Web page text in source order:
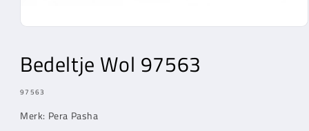
in
modaal
Bedeltje Wol 97563
MODEL:
97563
Merk: Pera Pasha